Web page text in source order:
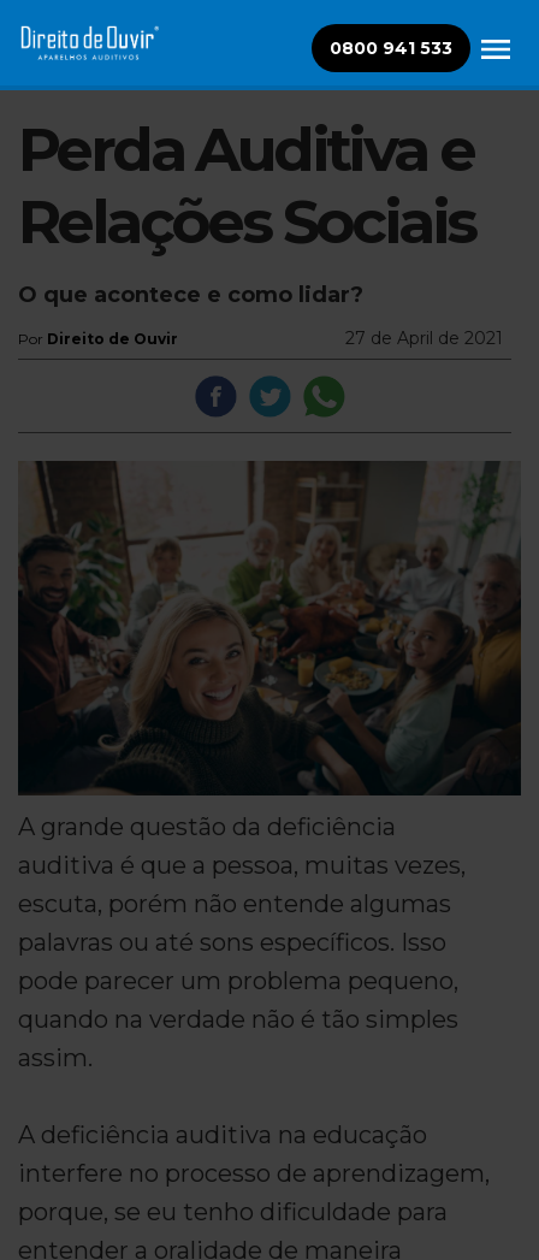
0800 941 533
Perda Auditiva e
Relações Sociais
O que acontece e como lidar?
Por Direito de Ouvir 27 de April de 2021
A grande questão da deficiência
auditiva é que a pessoa, muitas vezes,
escuta, porém não entende algumas
palavras ou até sons específicos. Isso
pode parecer um problema pequeno,
quando na verdade não é tão simples
assim.
A deficiência auditiva na educação
interfere no processo de aprendizagem,
porque, se eu tenho dificuldade para
entender a oralidade de maneira